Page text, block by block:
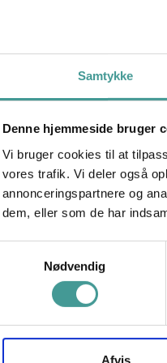
Samtykke
Denne hjemmeside bruger
Vi bruger cookies til at
vores trafik. Vi deler også
annonceringspartnere og
dem, eller som de har
Nødvendig
rolle arbejdspladserne
sætte langt mere
svarer, at de er enten
der tager
bakker i
gavnlig indvirkning på
synlighed
virksomheder
tyder resultatet
over for deres
godt en femtedel,
tager